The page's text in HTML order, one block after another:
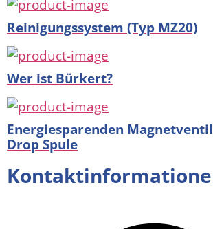
Reinigungssystem (Typ MZ20)
Wer ist Bürkert?
Energiesparenden
Drop Spule